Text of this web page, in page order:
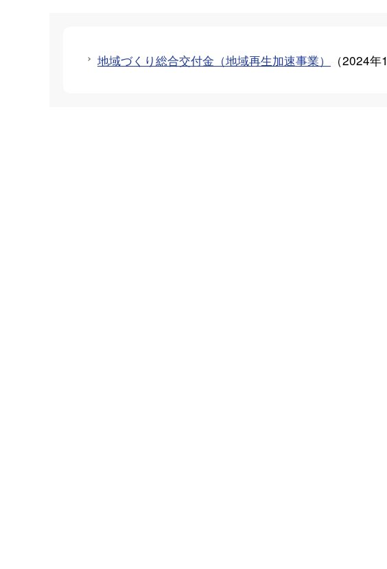
地域づくり総合交付金（地域再生加速事業） （2024年